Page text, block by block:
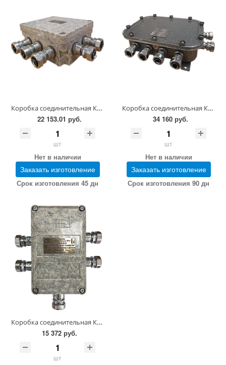
Коробка соединительная КП-24-И1-3-(264-706) 30-А2Б3В2-G1/2-М-9-15
22 153.01 руб.
шт
Нет в наличии
Заказать изготовление
Срок изготовления 45 дн
Коробка соединительная КП-48-2-(264-724) 30-А2Б4В2-G1/2-М-9-15
34 160 руб.
шт
Нет в наличии
Заказать изготовление
Срок изготовления 90 дн
Коробка соединительная КП-8-И1-1-(264-120) 10-(264-727) 1-Б2В1Г2-G1/4-М-9-10
15 372 руб.
шт